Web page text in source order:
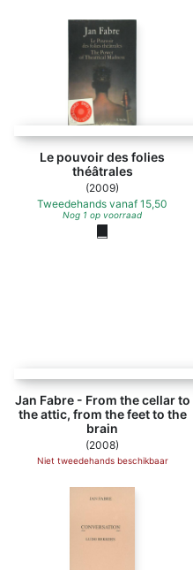
Le pouvoir des folies
théâtrales
(2009)
Tweedehands vanaf 15,50
Nog 1 op voorraad
Jan Fabre -
Jan Fabre - From the cellar to
the attic, from the feet to the
brain
(2008)
Niet tweedehands beschikbaar